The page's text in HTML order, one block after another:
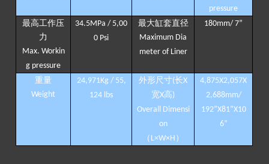
pressure
最高工作压
力
Max. Workin
g pressure
34.5MPa / 5,00
0 Psi
最大缸套直径
Maximum Dia
meter of Liner
180mm/ 7”
重量
Weight
24,971Kg / 55,
124 lbs
外形尺寸(长X
宽X高)
Overall Dimensi
on
（ L×W×H ）
4,875X2,057X
2,688mm/
192”X81”X10
6”